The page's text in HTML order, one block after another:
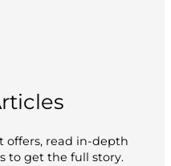
offers, read in-depth
to get the full story.